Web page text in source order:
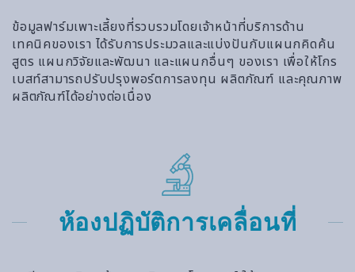
ข้อมูลฟาร์มเพาะเลี้ยงที่รวบรวมโดยเจ้าหน้าที่บริการด้าน
เทคนิคของเรา ได้รับการประมวลและแบ่งปันกับแผนกคิดค้น
สูตร แผนกวิจัยและพัฒนา และแผนกอื่นๆ ของเรา เพื่อให้โกร
เบสท์สามารถปรับปรุงพอร์ตการลงทุน ผลิตภัณฑ์ และคุณภาพ
ผลิตภัณฑ์ได้อย่างต่อเนื่อง
ห้องปฏิบัติการเคลื่อนที่